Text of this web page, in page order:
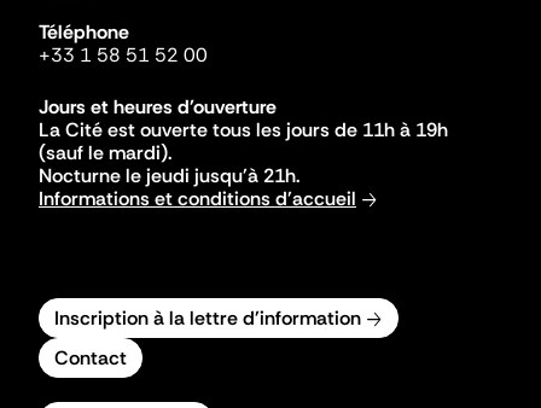
Téléphone
+33 1 58 51 52 00
Jours et heures d'ouverture
La Cité est ouverte tous les jours de 11h à 19h
(sauf le mardi).
Nocturne le jeudi jusqu'à 21h.
Informations et conditions d'accueil
Inscription à la lettre d'information
Contact